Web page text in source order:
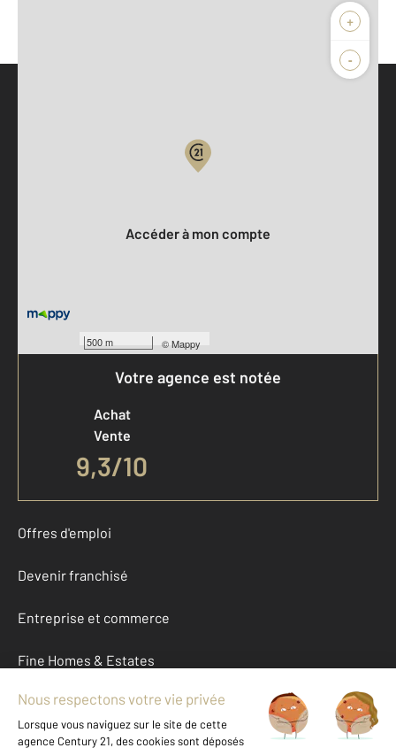
+
-
500 m ©Mappy
Accéder à mon compte
Votre agence est notée
Achat
Vente
9,3/10
Offres d'emploi
Devenir franchisé
Entreprise et commerce
Fine Homes & Estates
À propos